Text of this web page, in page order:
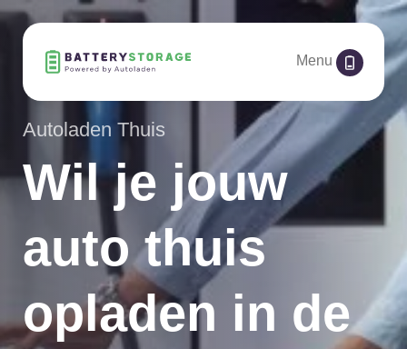
Menu
Autoladen Thuis
Wil je jouw
auto thuis
opladen in de